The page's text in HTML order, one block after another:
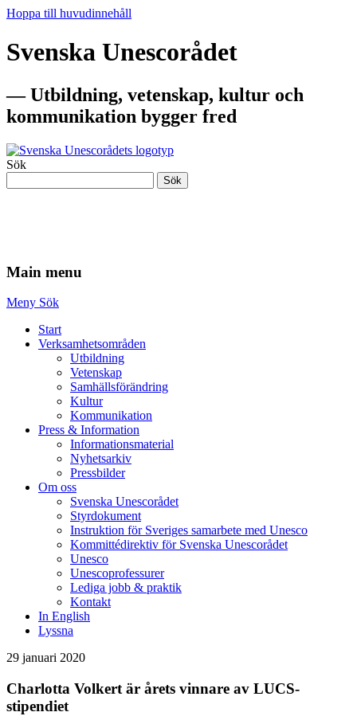
Hoppa till huvudinnehåll
Svenska Unescorådet
— Utbildning, vetenskap, kultur och
kommunikation bygger fred
Sök
Sök
Main menu
Meny Sök
Start
Verksamhetsområden
Utbildning
Vetenskap
Samhällsförändring
Kultur
Kommunikation
Press & Information
Informationsmaterial
Nyhetsarkiv
Pressbilder
Om oss
Svenska Unescorådet
Styrdokument
Instruktion för Sveriges samarbete med Unesco
Kommittédirektiv för Svenska Unescorådet
Unesco
Unescoprofessurer
Lediga jobb & praktik
Kontakt
In English
Lyssna
29 januari 2020
Charlotta Volkert är årets vinnare av LUCS-
stipendiet